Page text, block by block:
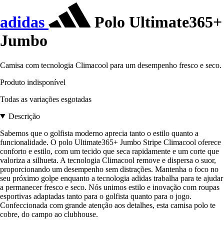
adidas
Polo Ultimate365+
Jumbo
Camisa com tecnologia Climacool para um desempenho fresco e seco.
Produto indisponível
Todas as variações esgotadas
Descrição
Sabemos que o golfista moderno aprecia tanto o estilo quanto a
funcionalidade. O polo Ultimate365+ Jumbo Stripe Climacool oferece
conforto e estilo, com um tecido que seca rapidamente e um corte que
valoriza a silhueta. A tecnologia Climacool remove e dispersa o suor,
proporcionando um desempenho sem distrações. Mantenha o foco no
seu próximo golpe enquanto a tecnologia adidas trabalha para te ajudar
a permanecer fresco e seco. Nós unimos estilo e inovação com roupas
esportivas adaptadas tanto para o golfista quanto para o jogo.
Confeccionada com grande atenção aos detalhes, esta camisa polo te
cobre, do campo ao clubhouse.